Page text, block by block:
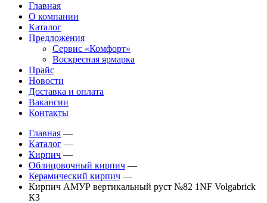
Главная
О компании
Каталог
Предложения
Сервис «Комфорт»
Воскресная ярмарка
Прайс
Новости
Доставка и оплата
Вакансии
Контакты
Главная —
Каталог —
Кирпич —
Облицовочный кирпич —
Керамический кирпич —
Кирпич АМУР вертикальный руст №82 1NF Volgabrick
КЗ